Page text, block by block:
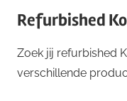
Refurbished
Zoek jij refurbished
verschillende